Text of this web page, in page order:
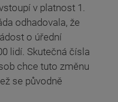
v platnost 1.
odhadovala, že
o úřední
lidí. Skutečná čísla
chce tuto změnu
se původně